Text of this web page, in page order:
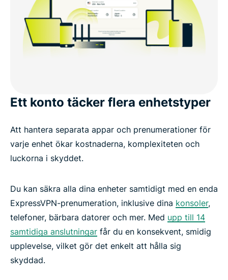
Ett konto täcker flera enhetstyper
Att hantera separata appar och prenumerationer för
varje enhet ökar kostnaderna, komplexiteten och
luckorna i skyddet.
Du kan säkra alla dina enheter samtidigt med en enda
ExpressVPN-prenumeration, inklusive dina konsoler,
telefoner, bärbara datorer och mer. Med upp till 14
samtidiga anslutningar får du en konsekvent, smidig
upplevelse, vilket gör det enkelt att hålla sig
skyddad.